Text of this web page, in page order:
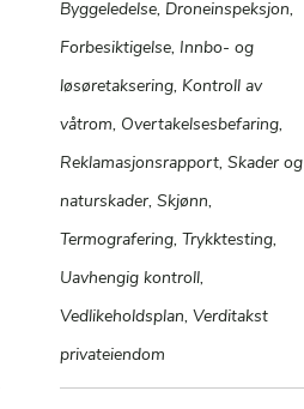
Byggeledelse, Droneinspeksjon,
Forbesiktigelse, Innbo- og
løsøretaksering, Kontroll av
våtrom, Overtakelsesbefaring,
Reklamasjonsrapport, Skader og
naturskader, Skjønn,
Termografering, Trykktesting,
Uavhengig kontroll,
Vedlikeholdsplan, Verditakst
privateiendom